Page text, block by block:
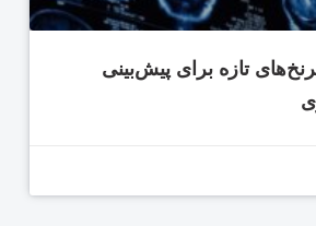
تازه برای پیش‌بینی